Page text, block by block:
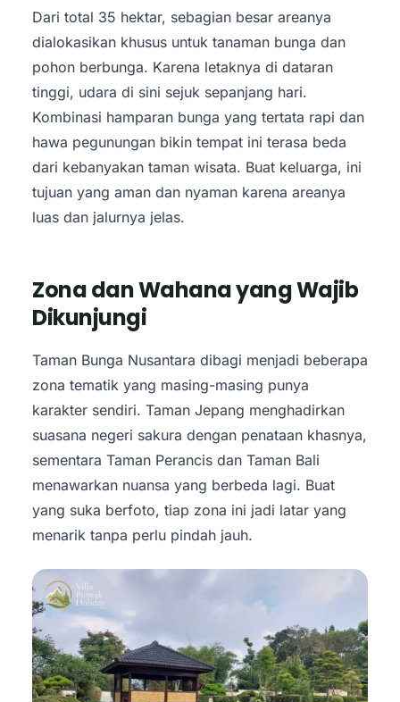
Dari total 35 hektar, sebagian besar areanya
dialokasikan khusus untuk tanaman bunga dan
pohon berbunga. Karena letaknya di dataran
tinggi, udara di sini sejuk sepanjang hari.
Kombinasi hamparan bunga yang tertata rapi dan
hawa pegunungan bikin tempat ini terasa beda
dari kebanyakan taman wisata. Buat keluarga, ini
tujuan yang aman dan nyaman karena areanya
luas dan jalurnya jelas.
Zona dan Wahana yang Wajib
Dikunjungi
Taman Bunga Nusantara dibagi menjadi beberapa
zona tematik yang masing-masing punya
karakter sendiri. Taman Jepang menghadirkan
suasana negeri sakura dengan penataan khasnya,
sementara Taman Perancis dan Taman Bali
menawarkan nuansa yang berbeda lagi. Buat
yang suka berfoto, tiap zona ini jadi latar yang
menarik tanpa perlu pindah jauh.